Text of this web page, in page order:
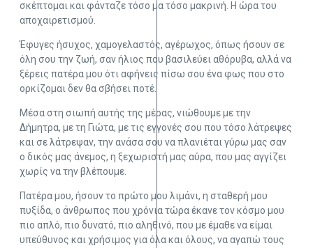
σκέπτομαι και φάνταζε τόσο μα τόσο μακρινή. Η ώρα του
αποχαιρετισμού.
Έφυγες ήσυχος, χαμογελαστός, αγέρωχος, όπως ήσουν σε
όλη σου την ζωή, σαν ήλιος που βασιλεύει αθόρυβα, αλλά να
ξέρεις πατέρα μου ότι αφήνεις πίσω σου ένα φως που στο
ορκίζομαι δεν θα σβήσει ποτέ.
Μέσα στη σιωπή αυτής της μέρας, νιώθουμε με την
Δήμητρα, με τη Γιώτα, με τις εγγονές σου που τόσο λάτρεψες
και σε λάτρεψαν, την ανάσα σου να πλανιέται γύρω μας σαν
ο δικός μας άνεμος, η ξεχωριστή μας αύρα, που μας αγγίζει
χωρίς να την βλέπουμε.
Πατέρα μου, ήσουν το πρώτο μου λιμάνι, η σταθερή μου
πυξίδα, ο άνθρωπος που χρόνια τώρα έκανε τον κόσμο μου
πιο απλό, πιο δυνατό, πιο αληθινό, που με έμαθε να είμαι
υπεύθυνος και χρήσιμος για όλα και όλους, να αγαπώ τους